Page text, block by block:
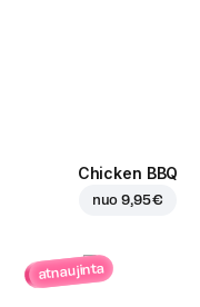
Chicken BBQ
nuo9,95 €
atnaujinta